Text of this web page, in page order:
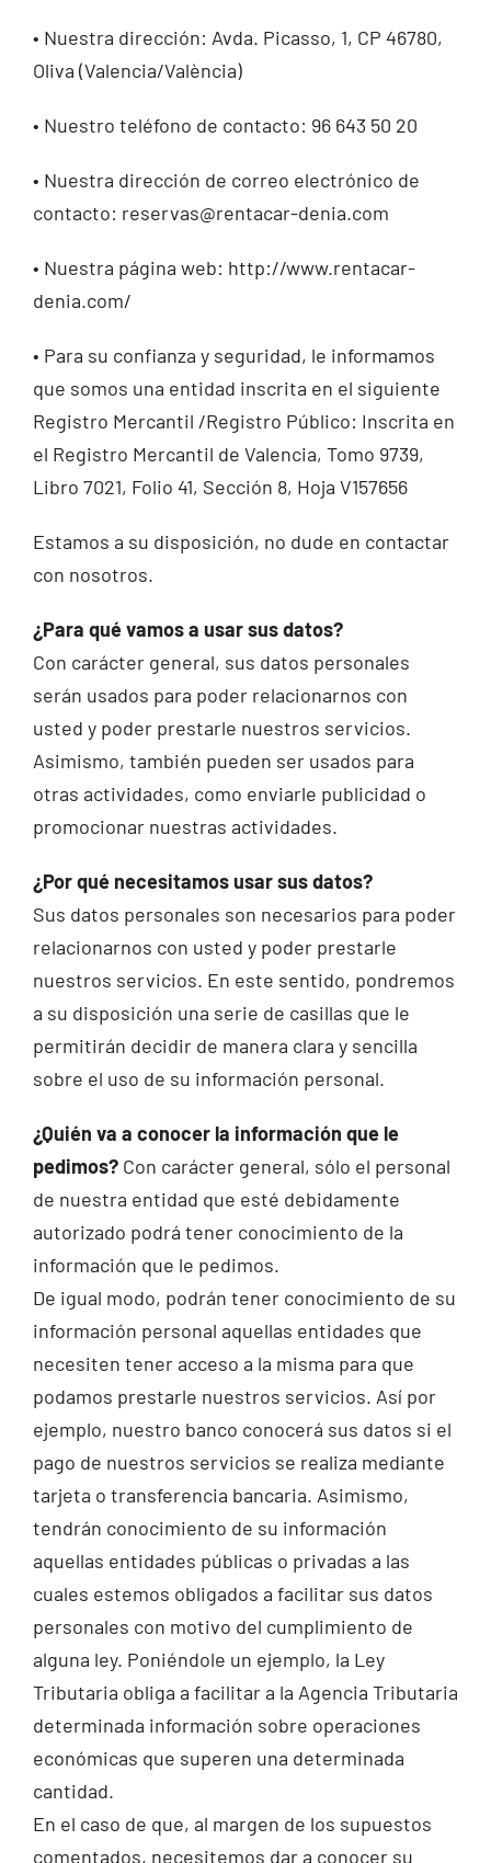
• Nuestra dirección: Avda. Picasso, 1, CP 46780,
Oliva (Valencia/València)
• Nuestro teléfono de contacto: 96 643 50 20
• Nuestra dirección de correo electrónico de
contacto: reservas@rentacar-denia.com
• Nuestra página web: http://www.rentacar-
denia.com/
• Para su confianza y seguridad, le informamos
que somos una entidad inscrita en el siguiente
Registro Mercantil /Registro Público: Inscrita en
el Registro Mercantil de Valencia, Tomo 9739,
Libro 7021, Folio 41, Sección 8, Hoja V157656
Estamos a su disposición, no dude en contactar
con nosotros.
¿Para qué vamos a usar sus datos?
Con carácter general, sus datos personales
serán usados para poder relacionarnos con
usted y poder prestarle nuestros servicios.
Asimismo, también pueden ser usados para
otras actividades, como enviarle publicidad o
promocionar nuestras actividades.
¿Por qué necesitamos usar sus datos?
Sus datos personales son necesarios para poder
relacionarnos con usted y poder prestarle
nuestros servicios. En este sentido, pondremos
a su disposición una serie de casillas que le
permitirán decidir de manera clara y sencilla
sobre el uso de su información personal.
¿Quién va a conocer la información que le
pedimos? Con carácter general, sólo el personal
de nuestra entidad que esté debidamente
autorizado podrá tener conocimiento de la
información que le pedimos.
De igual modo, podrán tener conocimiento de su
información personal aquellas entidades que
necesiten tener acceso a la misma para que
podamos prestarle nuestros servicios. Así por
ejemplo, nuestro banco conocerá sus datos si el
pago de nuestros servicios se realiza mediante
tarjeta o transferencia bancaria. Asimismo,
tendrán conocimiento de su información
aquellas entidades públicas o privadas a las
cuales estemos obligados a facilitar sus datos
personales con motivo del cumplimiento de
alguna ley. Poniéndole un ejemplo, la Ley
Tributaria obliga a facilitar a la Agencia Tributaria
determinada información sobre operaciones
económicas que superen una determinada
cantidad.
En el caso de que, al margen de los supuestos
comentados, necesitemos dar a conocer su